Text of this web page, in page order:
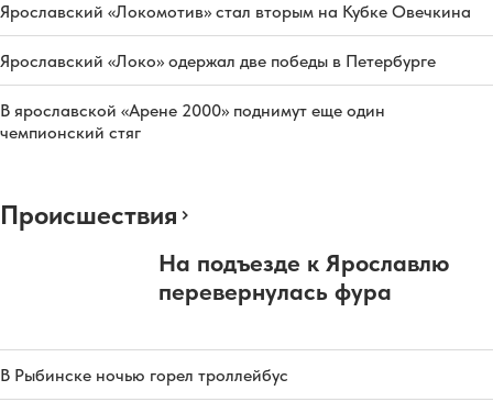
Ярославский «Локомотив» стал вторым на Кубке Овечкина
Ярославский «Локо» одержал две победы в Петербурге
В ярославской «Арене 2000» поднимут еще один
чемпионский стяг
Происшествия
На подъезде к Ярославлю
перевернулась фура
В Рыбинске ночью горел троллейбус